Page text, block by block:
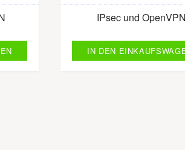
IPsec und OpenVPN
IN DEN